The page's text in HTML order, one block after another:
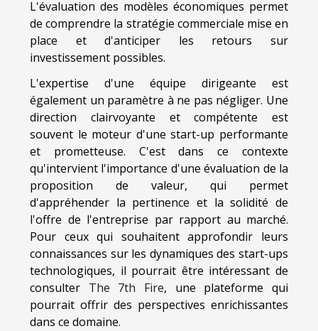
L'évaluation des modèles économiques permet
de comprendre la stratégie commerciale mise en
place et d'anticiper les retours sur
investissement possibles.
L'expertise d'une équipe dirigeante est
également un paramètre à ne pas négliger. Une
direction clairvoyante et compétente est
souvent le moteur d'une start-up performante
et prometteuse. C'est dans ce contexte
qu'intervient l'importance d'une évaluation de la
proposition de valeur, qui permet
d'appréhender la pertinence et la solidité de
l'offre de l'entreprise par rapport au marché.
Pour ceux qui souhaitent approfondir leurs
connaissances sur les dynamiques des start-ups
technologiques, il pourrait être intéressant de
consulter The 7th Fire, une plateforme qui
pourrait offrir des perspectives enrichissantes
dans ce domaine.